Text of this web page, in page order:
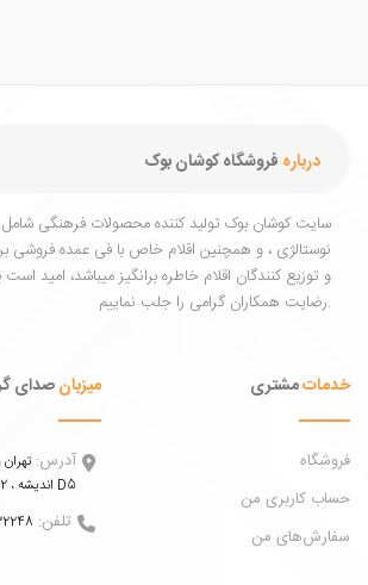
فروشگاه کوشان بوک
کوشان بوک تولید کننده محصولات فرهنگی شامل دفاتر
، و همچنین اقلام خاص با فی عمده فروشی برای
کنندگان اقلام خاطره برانگیز میباشد، امید است به این
مشتری
کاربری من
من
صدای گرمتان
آدرس:تهران ، م
تلفن:09351132248